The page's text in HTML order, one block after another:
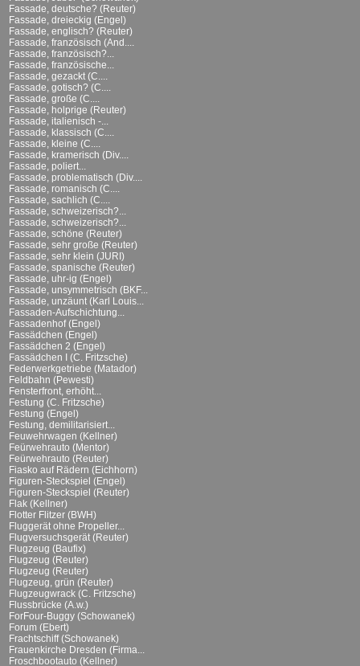
Fassade, deutsche? (Reuter)
Fassade, dreieckig (Engel)
Fassade, englisch? (Reuter)
Fassade, französisch (And....
Fassade, französisch?...
Fassade, französische...
Fassade, gezackt (C....
Fassade, gotisch? (C....
Fassade, große (C....
Fassade, holprige (Reuter)
Fassade, italienisch -...
Fassade, klassisch (C....
Fassade, kleine (C....
Fassade, kramerisch (Div....
Fassade, poliert...
Fassade, problematisch (Div....
Fassade, romanisch (C....
Fassade, sachlich (C....
Fassade, schweizerisch?...
Fassade, schweizerisch?...
Fassade, schöne (Reuter)
Fassade, sehr große (Reuter)
Fassade, sehr klein (JURI)
Fassade, spanische (Reuter)
Fassade, uhr-ig (Engel)
Fassade, unsymmetrisch (BKF...
Fassade, unzäunt (Karl Louis...
Fassaden-Aufschichtung...
Fassadenhof (Engel)
Fassädchen (Engel)
Fassädchen 2 (Engel)
Fassädchen I (C. Fritzsche)
Federwerkgetriebe (Matador)
Feldbahn (Pewesti)
Fensterfront, erhöht...
Festung (C. Fritzsche)
Festung (Engel)
Festung, demilitarisiert...
Feuwehrwagen (Kellner)
Feürwehrauto (Mentor)
Feürwehrauto (Reuter)
Fiasko auf Rädern (Eichhorn)
Figuren-Steckspiel (Engel)
Figuren-Steckspiel (Reuter)
Flak (Kellner)
Flotter Flitzer (BWH)
Fluggerät ohne Propeller...
Flugversuchsgerät (Reuter)
Flugzeug (Baufix)
Flugzeug (Reuter)
Flugzeug (Reuter)
Flugzeug, grün (Reuter)
Flugzeugwrack (C. Fritzsche)
Flussbrücke (A.w.)
ForFour-Buggy (Schowanek)
Forum (Ebert)
Frachtschiff (Schowanek)
Frauenkirche Dresden (Firma...
Froschbootauto (Kellner)